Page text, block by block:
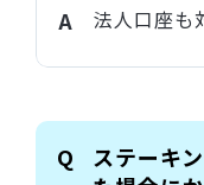
法人口座も
ステーキ